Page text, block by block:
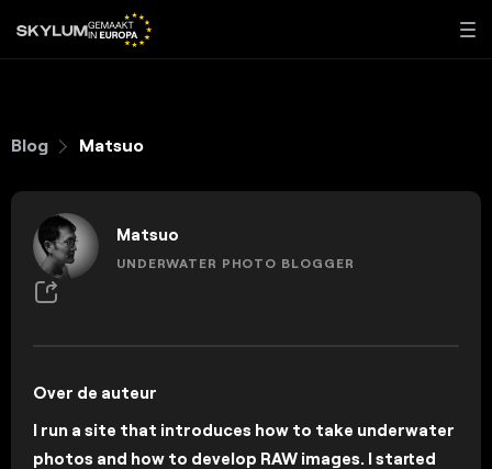
Blog Matsuo
Matsuo
UNDERWATER PHOTO BLOGGER
Over de auteur
I run a site that introduces how to take underwater
photos and how to develop RAW images. I started